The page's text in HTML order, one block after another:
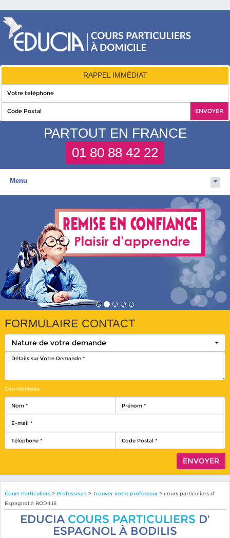
RAPPEL IMMÉDIAT
PARTOUT EN FRANCE
01 80 88 42 22
Menu
FORMULAIRE CONTACT
Nature de votre demande
Coordonnées
Cours Particuliers> Professeurs > Trouver votre professeur> cours particuliers d'
Espagnol à BODILIS
EDUCIA COURS PARTICULIERS D'
ESPAGNOL À BODILIS